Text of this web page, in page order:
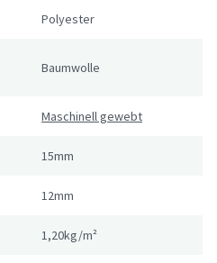
Polyester
Baumwolle
Maschinell gewebt
15mm
12mm
1,20kg/m²